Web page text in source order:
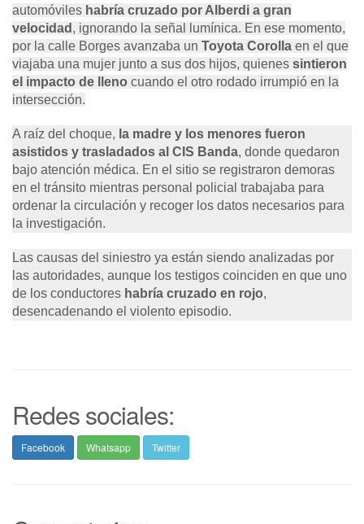
automóviles habría cruzado por Alberdi a gran
velocidad , ignorando la señal lumínica. En ese momento,
por la calle Borges avanzaba un Toyota Corolla en el que
viajaba una mujer junto a sus dos hijos, quienes sintieron
el impacto de lleno cuando el otro rodado irrumpió en la
intersección.
A raíz del choque, la madre y los menores fueron
asistidos y trasladados al CIS Banda, donde quedaron
bajo atención médica. En el sitio se registraron demoras
en el tránsito mientras personal policial trabajaba para
ordenar la circulación y recoger los datos necesarios para
la investigación.
Las causas del siniestro ya están siendo analizadas por
las autoridades, aunque los testigos coinciden en que uno
de los conductores habría cruzado en rojo,
desencadenando el violento episodio.
Redes sociales:
Facebook Whatsapp Twitter